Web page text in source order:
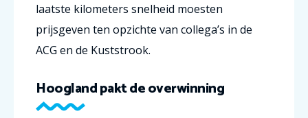
laatste kilometers snelheid moesten
prijsgeven ten opzichte van collega’s in de
ACG en de Kuststrook.
Hoogland pakt de overwinning